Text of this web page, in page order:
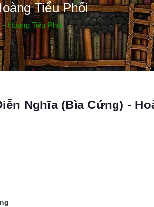
Tiểu Phối
Hoàng Tiểu Phối
Nghĩa (Bìa Cứng) -